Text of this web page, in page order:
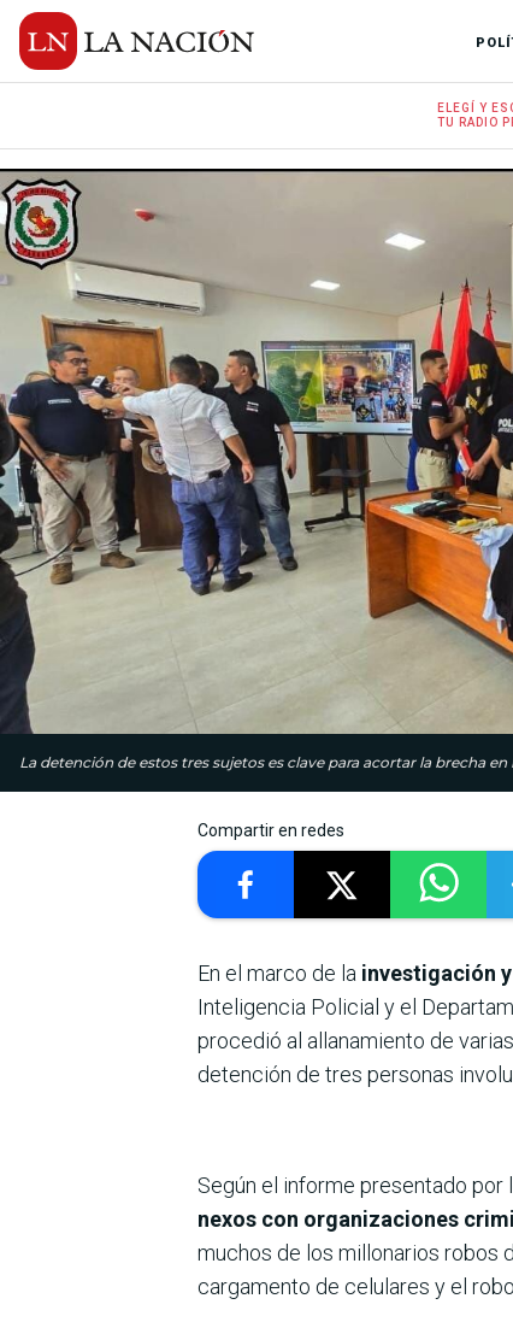
ELEGÍ Y
TU RADIO
La detención de estos tres sujetos es clave para acortar la brecha
Compartir en redes
En el marco de la investigación
Inteligencia Policial y el
procedió al allanamiento de
detención de tres personas
Según el informe presentado por
nexos con organizaciones
muchos de los millonarios robos
cargamento de celulares y el